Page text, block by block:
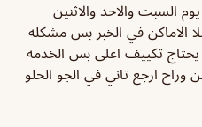
السبت والاحد والاثنين
الاماكن في الخبر بس مشكله
يحتاج تكييف اعلى بس الخدمه
والجلسه والمحل ١٠/١٠ يجنن وراح ارجع تاني في الجو الحلو